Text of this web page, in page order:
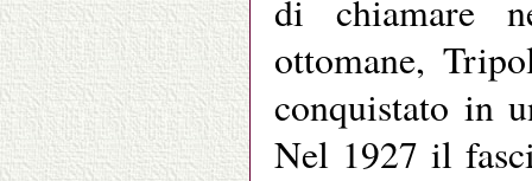
di chiamare
ottomane,
conquistato in
Nel 1927 il